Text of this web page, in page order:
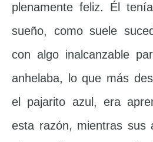
plenamente feliz. Él
sueño, como suele
con algo inalcanzable
anhelaba, lo que más
el pajarito azul, era
esta razón, mientras sus